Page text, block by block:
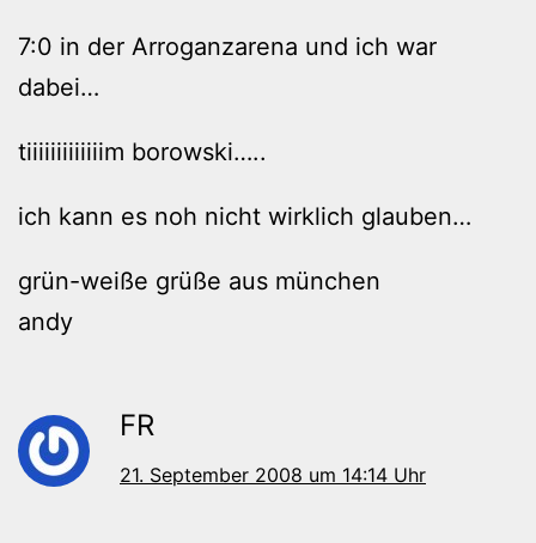
7:0 in der Arroganzarena und ich war
dabei…
tiiiiiiiiiiiiim borowski…..
ich kann es noh nicht wirklich glauben…
grün-weiße grüße aus münchen
andy
FR
21. September 2008 um 14:14 Uhr